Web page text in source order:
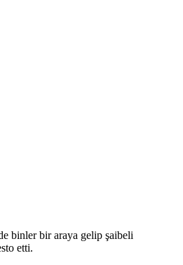
binler bir araya gelip şaibeli
etti.